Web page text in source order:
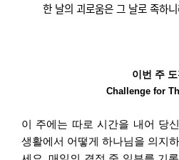
한 날의 괴로움은 그 날로 족하
이번 주 도
Challenge for
이 주에는 따로 시간을 내어 당
생활에서 어떻게 하나님을 의지